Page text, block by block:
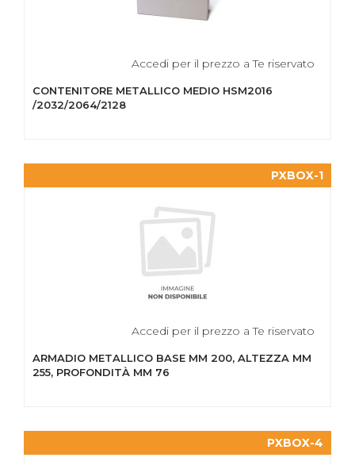
Accedi per il prezzo a Te riservato
CONTENITORE METALLICO MEDIO HSM2016
/2032/2064/2128
PXBOX-1
Accedi per il prezzo a Te riservato
ARMADIO METALLICO BASE MM 200, ALTEZZA MM
255, PROFONDITÀ MM 76
PXBOX-4